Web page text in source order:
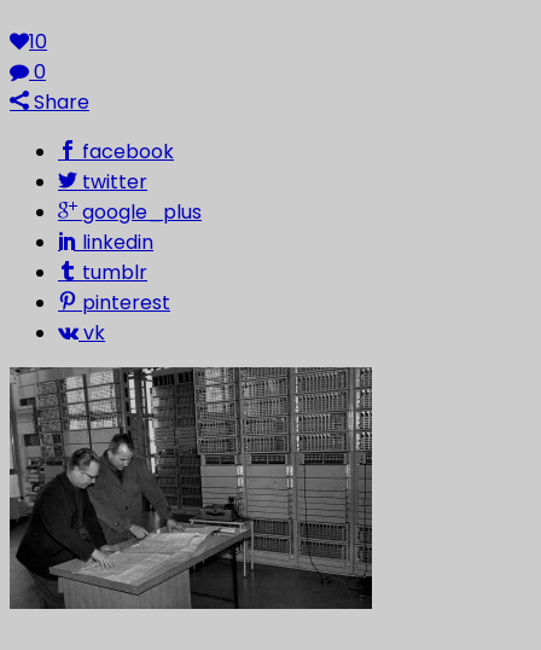
10
0
Share
facebook
twitter
google_plus
linkedin
tumblr
pinterest
vk